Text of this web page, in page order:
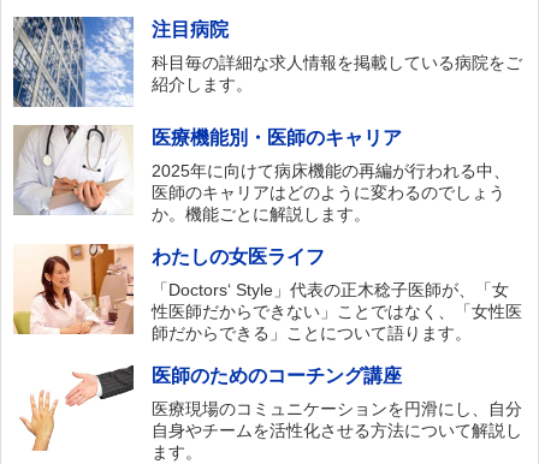
注目病院
科目毎の詳細な求人情報を掲載している病院をご
紹介します。
医療機能別・医師のキャリア
2025年に向けて病床機能の再編が行われる中、
医師のキャリアはどのように変わるのでしょう
か。機能ごとに解説します。
わたしの女医ライフ
「Doctors‘ Style」代表の正木稔子医師が、「女
性医師だからできない」ことではなく、「女性医
師だからできる」ことについて語ります。
医師のためのコーチング講座
医療現場のコミュニケーションを円滑にし、自分
自身やチームを活性化させる方法について解説し
ます。